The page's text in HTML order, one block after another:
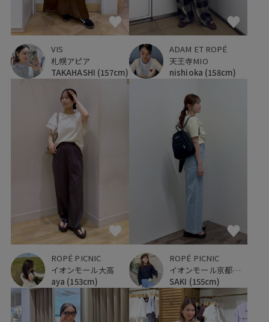
VIS
札幌アピア
TAKAHASHI (157cm)
ADAM ET ROPÉ
天王寺MIO
nishioka (158cm)
ROPÉ PICNIC
イオンモール大高
aya (153cm)
ROPÉ PICNIC
イオンモール京都桂川
SAKI (155cm)